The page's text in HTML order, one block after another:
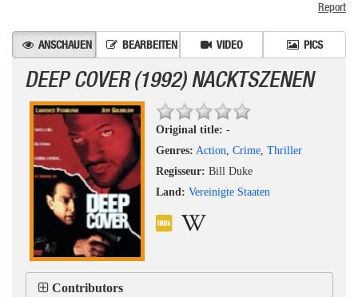
Report
ANSCHAUEN BEARBEITEN VIDEO PICS
DEEP COVER (1992) NACKTSZENEN
Original title: -
Genres: Action, Crime, Thriller
Regisseur: Bill Duke
Land: Vereinigte Staaten
Contributors